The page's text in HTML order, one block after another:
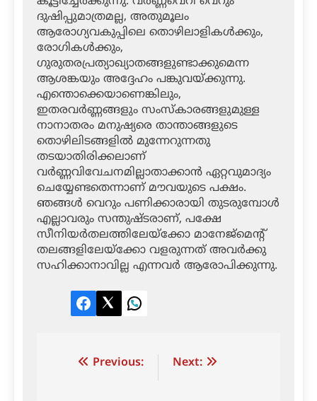
ദുഷിപ്പുമാത്രമല്ല, അതുമൂലം
ആരോഗ്യവകുപ്പിലെ തൊഴിലാളികള്‍ക്കും,
രോഗികള്‍ക്കും,
ഗുരുതരപ്രത്യാഖ്യാതങ്ങളുണ്ടാക്കുമെന്ന
ആശങ്കയും അദ്ദേഹം പങ്കുവയ്ക്കുന്നു.
എന്തൊക്കെയാണെങ്കിലും,
ഇതരവര്‍ണ്ണങ്ങളും സംസ്‌കാരങ്ങളുമുള്ള
നാനാതരം മനുഷ്യരെ താന്താങ്ങളുടെ
തൊഴിലിടങ്ങളില്‍ മുന്നേറുന്നതു
തടയാതിരിക്കലാണ്
വര്‍ണ്ണവിവേചനമില്ലാതാക്കാന്‍ ഏറ്റവുമാദ്യം
ചെയ്യേണ്ടതെന്നാണ് മൗവയുടെ പക്ഷം.
ഞങ്ങള്‍ വെറും പണിക്കാരായി തുടരുമ്പോള്‍
എല്ലാവരും സന്തുഷ്ടരാണ്, പക്ഷേ
സീനിയര്‍തലത്തിലേയ്‌ക്കോ മാനേജ്‌മെന്റ്
തലങ്ങളിലേയ്‌ക്കോ വളരുന്നത് അവര്‍ക്കു
സഹിക്കാനാവില്ല എന്നവര്‍ ആരോപിക്കുന്നു.
Facebook
TwitterLinkedIn
Post Previous: Next: